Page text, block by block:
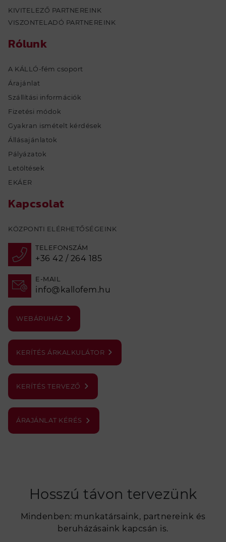
A KÁLLÓ-fém csoport
Fizetési módok
Állásajánlatok
Pályázatok
Letöltések
EKÁER
KIVITELEZŐ PARTNEREINK
VISZONTELADÓ PARTNEREINK
Rólunk
A KÁLLÓ-fém csoport
Árajánlat
Szállítási információk
Fizetési módok
Gyakran ismételt kérdések
Állásajánlatok
Pályázatok
Letöltések
EKÁER
Kapcsolat
KÖZPONTI ELÉRHETŐSÉGEINK
TELEFONSZÁM
+36 42 / 264 185
E-MAIL
info@kallofem.hu
WEBÁRUHÁZ
KERÍTÉS ÁRKALKULÁTOR
KERÍTÉS TERVEZŐ
ÁRAJÁNLAT KÉRÉS
Hosszú távon tervezünk
Mindenben: munkatársaink, partnereink és
beruházásaink kapcsán is.